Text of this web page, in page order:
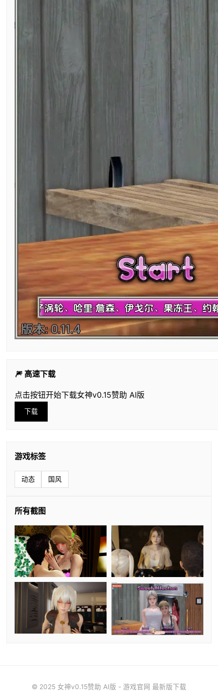
🎆 高速下载
点击按钮开始下载女神v0.15赞助 AI版
下载
游戏标签
动态 国风
所有截图
© 2025 女神v0.15赞助 AI版 - 游戏官网 最新版下载